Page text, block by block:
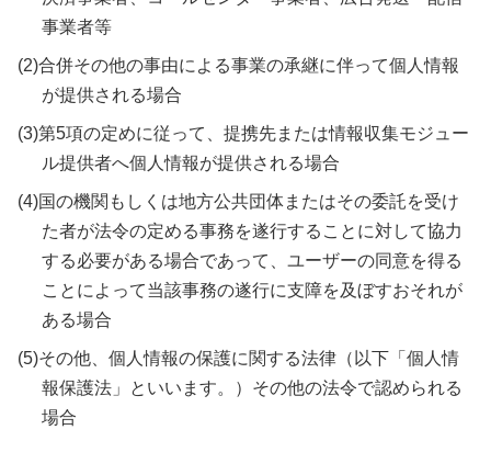
事業者等
(2)合併その他の事由による事業の承継に伴って個人情報
が提供される場合
(3)第5項の定めに従って、提携先または情報収集モジュー
ル提供者へ個人情報が提供される場合
(4)国の機関もしくは地方公共団体またはその委託を受け
た者が法令の定める事務を遂行することに対して協力
する必要がある場合であって、ユーザーの同意を得る
ことによって当該事務の遂行に支障を及ぼすおそれが
ある場合
(5)その他、個人情報の保護に関する法律（以下「個人情
報保護法」といいます。）その他の法令で認められる
場合